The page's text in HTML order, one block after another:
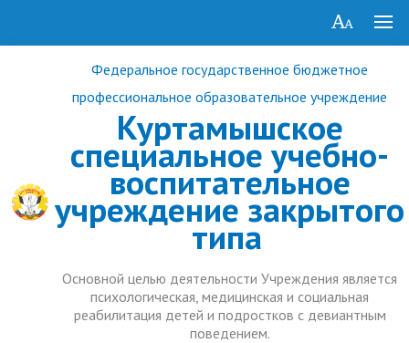
Федеральное государственное бюджетное
профессиональное образовательное учреждение
Куртамышское
специальное учебно-
воспитательное
учреждение закрытого
типа
Основной целью деятельности Учреждения является
психологическая, медицинская и социальная
реабилитация детей и подростков с девиантным
поведением.